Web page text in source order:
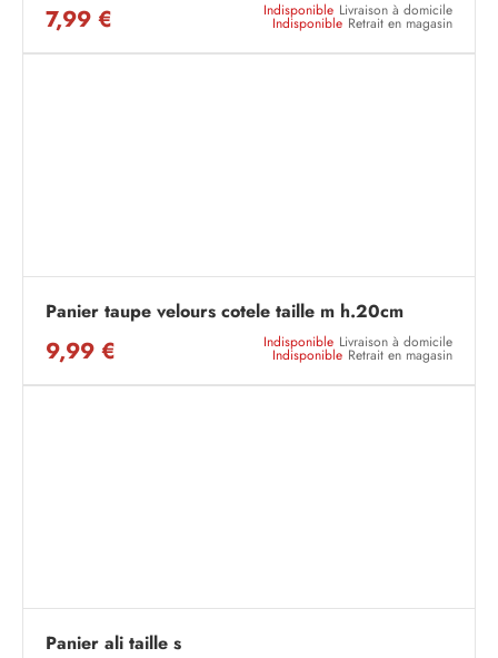
7,99 € Indisponible Livraison à domicile
Indisponible Retrait en magasin
Panier taupe velours cotele taille m h.20cm
9,99 € Indisponible Livraison à domicile
Indisponible Retrait en magasin
Panier ali taille s